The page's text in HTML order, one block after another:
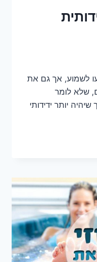
לשמוע, אך גם את
שלא לומר
יותר ידידותי